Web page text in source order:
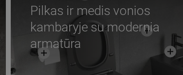
Pilkas ir medis vonios
kambaryje su modernia
armatūra